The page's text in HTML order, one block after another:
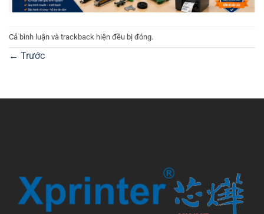
Cả bình luận và trackback hiện đều bị đóng.
← Trước